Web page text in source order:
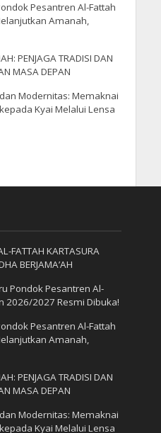
Pesantren Al-Fattah
Amanah,
PENJAGA TRADISI DAN
MASA DEPAN
Modernitas: Memaknai
Kyai Melalui Lensa
FATTAH KARTASURA
BERJAMA’AH
Pondok Pesantren Al-
2026/2027 Resmi Dibuka!
Pesantren Al-Fattah
Amanah,
PENJAGA TRADISI DAN
MASA DEPAN
Modernitas: Memaknai
Kyai Melalui Lensa